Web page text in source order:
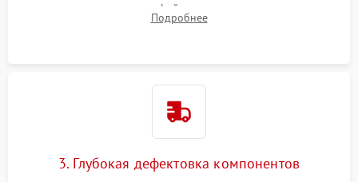
внутренних узлов от кофейных масел, жмыха и накипи.
Промывка дренажных каналов и фильтров с использованием
Подробнее
3. Глубокая дефектовка компонентов